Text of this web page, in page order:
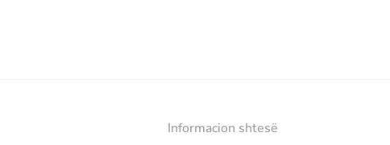
Informacion shtesë